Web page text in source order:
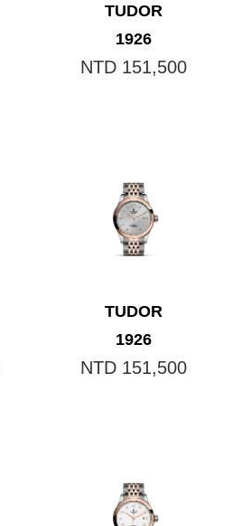
TUDOR
1926
NTD 151,500
TUDOR
1926
NTD 151,500